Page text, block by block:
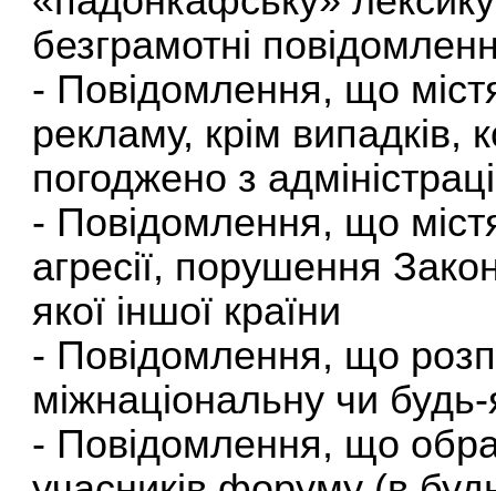
безграмотні
- Повідомлення, що
рекламу, крім
погоджено з
- Повідомлення, що
агресії, порушення
якої іншої країни
- Повідомлення, що
міжнаціональну чи
- Повідомлення, що